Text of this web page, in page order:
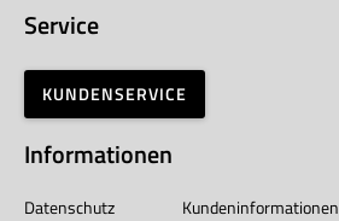
Service
KUNDENSERVICE
Informationen
Datenschutz
Kundeninformationen